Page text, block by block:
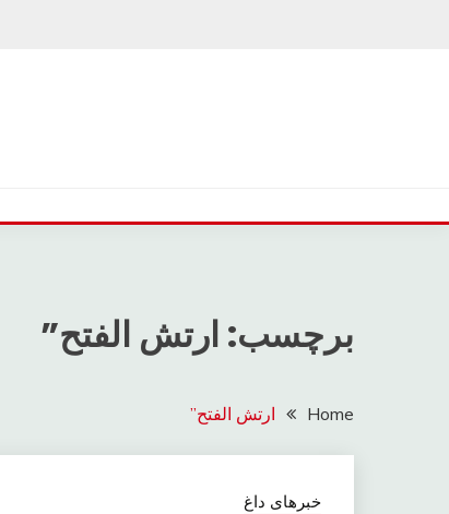
برچسب: ارتش الفتح”
Home ارتش الفتح”
خبرهای داغ